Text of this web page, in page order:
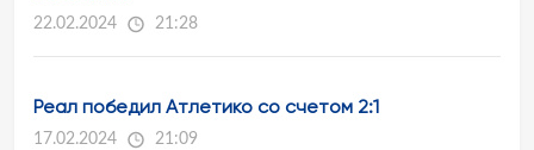
22.02.2024 21:28
Реал победил Атлетико со счетом 2:1
17.02.2024 21:09